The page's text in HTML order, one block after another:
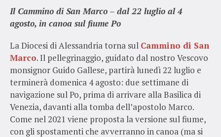
Il Cammino di San Marco – dal 22 luglio al 4
agosto, in canoa sul fiume Po
La Diocesi di Alessandria torna sul Cammino di San
Marco. Il pellegrinaggio, guidato dal nostro Vescovo
monsignor Guido Gallese, partirà lunedì 22 luglio e
terminerà domenica 4 agosto: due settimane di
navigazione sul Po, prima di arrivare alla Basilica di
Venezia, davanti alla tomba dell’apostolo Marco.
Come nel 2021 viene proposta la versione sul fiume,
con gli spostamenti che avverranno in canoa (ma si